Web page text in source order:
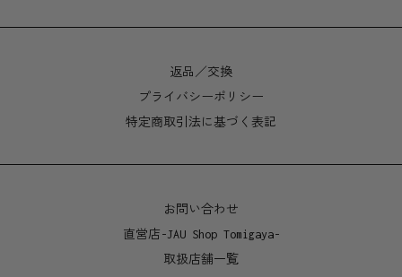
返品／交換
プライバシーポリシー
特定商取引法に基づく表記
お問い合わせ
直営店-JAU Shop Tomigaya-
取扱店舗一覧